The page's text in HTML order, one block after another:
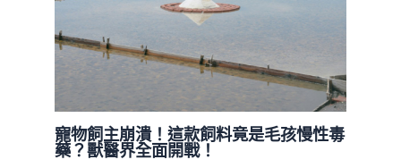
寵物飼主崩潰！這款飼料竟是毛孩慢性毒
藥？獸醫界全面開戰！